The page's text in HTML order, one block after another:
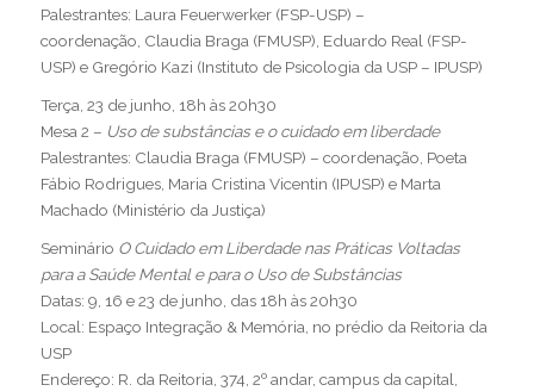
Palestrantes: Laura Feuerwerker (FSP-USP) –
coordenação, Claudia Braga (FMUSP), Eduardo Real (FSP-
USP) e Gregório Kazi (Instituto de Psicologia da USP – IPUSP)
Terça, 23 de junho, 18h às 20h30
Mesa 2 – Uso de substâncias e o cuidado em liberdade
Palestrantes: Claudia Braga (FMUSP) – coordenação, Poeta
Fábio Rodrigues, Maria Cristina Vicentin (IPUSP) e Marta
Machado (Ministério da Justiça)
Seminário O Cuidado em Liberdade nas Práticas Voltadas
para a Saúde Mental e para o Uso de Substâncias
Datas: 9, 16 e 23 de junho, das 18h às 20h30
Local: Espaço Integração & Memória, no prédio da Reitoria da
USP
Endereço: R. da Reitoria, 374, 2º andar, campus da capital,